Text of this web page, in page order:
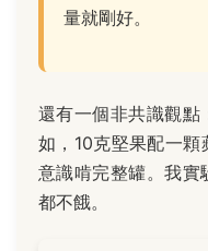
量就剛好。
還有一個非共識觀點
如，10克堅果配一
意識啃完整罐。我實
都不餓。